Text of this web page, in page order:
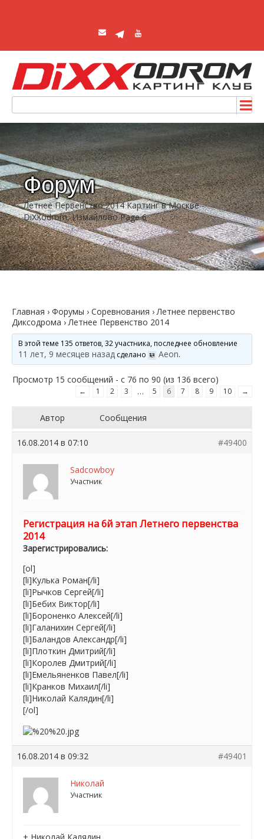
Форум
Летнее Первенство 2014 Картинг в Москве -
DiXXodrom, Измайлово Page 6
Главная › Форумы › Соревнования › Летнее первенство
Диксодрома › Летнее Первенство 2014
В этой теме 135 ответов, 32 участника, последнее обновление
11 лет, 9 месяцев назад сделано Aeon.
Просмотр 15 сообщений - с 76 по 90 (из 136 всего)
← 1 2 3 … 5 6 7 8 9 10 →
Автор Сообщения
16.08.2014 в 07:10 #49400
Sadcowboy
Участник
Регистрация на 6й этап Летнего первенства
2014
Зарегистрировались:
[ol]
[li]Кулька Роман[/li]
[li]Рычков Сергей[/li]
[li]Бебих Виктор[/li]
[li]Бороненко Алексей[/li]
[li]Галанихин Сергей[/li]
[li]Баландов Александр[/li]
[li]Плоткин Дмитрий[/li]
[li]Королев Дмитрий[/li]
[li]Емельяненков Павел[/li]
[li]Кранков Михаил[/li]
[li]Николай Калядин[/li]
[/ol]
16.08.2014 в 09:32 #49401
Николай
Участник
+ Николай Калядин